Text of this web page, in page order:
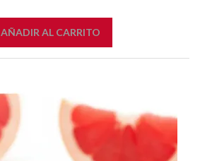
AÑADIR AL CARRITO